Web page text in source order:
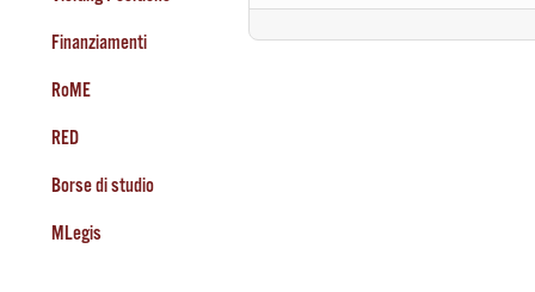
Finanziamenti
RoME
RED
Borse di studio
MLegis